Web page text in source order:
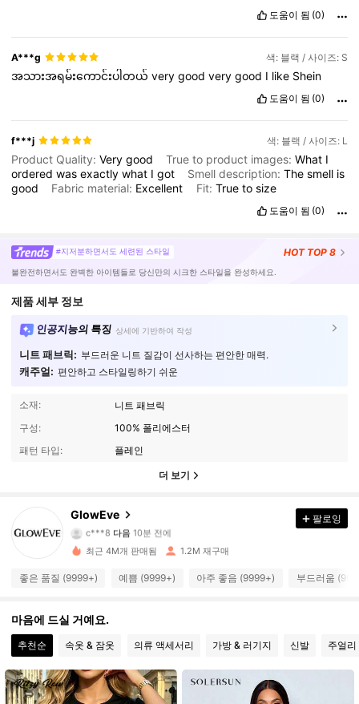
도움이 됨 (0)
A***g 색: 블랙 / 사이즈: S
အသားအရမ်းကောင်းပါတယ်verygoodverygood I like Shein
도움이 됨 (0)
f***j 색: 블랙 / 사이즈: L
Product Quality:Verygood True to product images:What I
orderedwasexactlywhat Igot Smell description:Thesmell is
good
Fabric material: Excellent Fit: True to size
도움이 됨 (0)
#지저분하면서도 세련된 스타일 HOT TOP 8
불완전하면서도 완벽한 아이템들로 당신만의 시크한 스타일을 완성하세요.
제품 세부 정보
인공지능의 특징 상세에 기반하여 작성
니트 패브릭: 부드러운 니트 질감이 선사하는 편안한 매력.
캐주얼: 편안하고 스타일링하기 쉬운
소재:
니트 패브릭
구성:
100% 폴리에스터
패턴 타입:
플레인
더 보기
GlowEve
4.78
c***8 다음 10분 전에
4.78 821K 팔로워
팔로잉
최근 4M개 판매됨 1.2M 재구매
좋은 품질 (9999+) 예쁨 (9999+) 아주 좋음 (9999+) 부드러움
마음에 드실 거예요.
추천순 속옷 & 잠옷 의류 액세서리 가방 & 러기지 신발 주얼